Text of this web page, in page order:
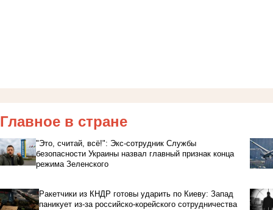
Главное в стране
"Это, считай, всё!": Экс-сотрудник Службы
безопасности Украины назвал главный признак конца
режима Зеленского
Ракетчики из КНДР готовы ударить по Киеву: Запад
паникует из-за российско-корейского сотрудничества